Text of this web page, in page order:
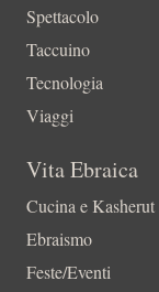
Spettacolo
Taccuino
Tecnologia
Viaggi
Vita Ebraica
Cucina e Kasherut
Ebraismo
Feste/Eventi